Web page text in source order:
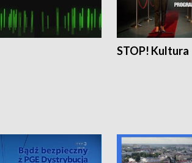
STOP! Kultura